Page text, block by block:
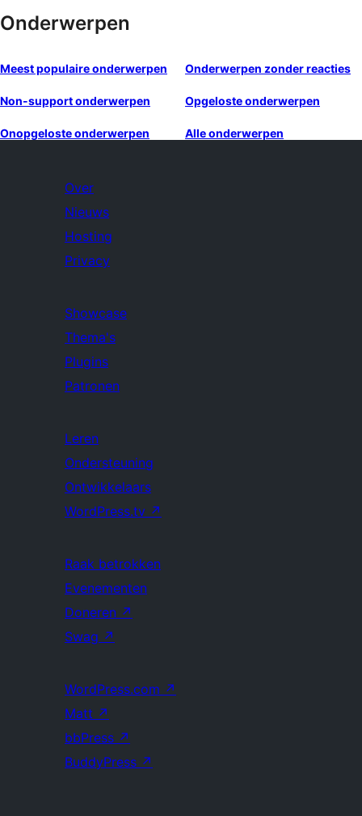
Onderwerpen
Meest populaire onderwerpen Onderwerpen zonder reacties
Non-support onderwerpen Opgeloste onderwerpen
Onopgeloste onderwerpen Alle onderwerpen
Over
Nieuws
Hosting
Privacy
Showcase
Thema's
Plugins
Patronen
Leren
Ondersteuning
Ontwikkelaars
WordPress.tv ↗
Raak betrokken
Evenementen
Doneren ↗
Swag ↗
WordPress.com ↗
Matt ↗
bbPress ↗
BuddyPress ↗